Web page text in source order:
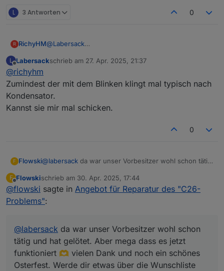
L 3 Antworten 0
R RichyHM@Labersack
einen blinkt die LED wenn der Schalter mit Strom
gemacht wird). Beim zweiten Schalter blinkt die LED
L
Offline
Labersackschrieb am 27. Apr. 2025, 21:37
zuletzt editiert von
@richyhm
Zumindest der mit dem Blinken klingt mal typisch nach
Kondensator.
Kannst sie mir mal schicken.
0
F Flowski@labersack da war unser Vorbesitzer wohl schon tätig
🫶 vielen Dank und noch ein schönes Osterfest.
Werde dir etwas über die Wunschliste zukommen
lassen 😀
F
Offline
Flowskischrieb am 30. Apr. 2025, 17:44
zuletzt editiert von
@flowski sagte in Angebot für Reparatur des "C26-
Problems":
@labersack da war unser Vorbesitzer wohl schon
tätig und hat gelötet. Aber mega dass es jetzt
funktioniert 🫶 vielen Dank und noch ein schönes
Osterfest. Werde dir etwas über die Wunschliste